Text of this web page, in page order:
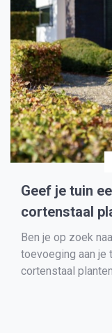
Geef je tuin
cortenstaal
Ben je op zoek
toevoeging aan je
cortenstaal
alleen een lust
praktisch in